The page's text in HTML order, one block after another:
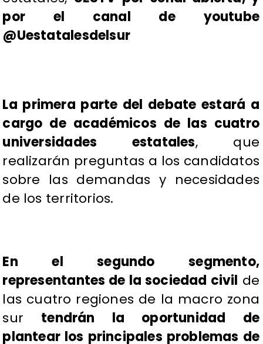
por el canal de youtube
@Uestatalesdelsur
La primera parte del debate estará a
cargo de académicos de las cuatro
universidades estatales, que
realizarán preguntas a los candidatos
sobre las demandas y necesidades
de los territorios.
En el segundo segmento,
representantes de la sociedad civil de
las cuatro regiones de la macro zona
sur tendrán la oportunidad de
plantear los principales problemas de